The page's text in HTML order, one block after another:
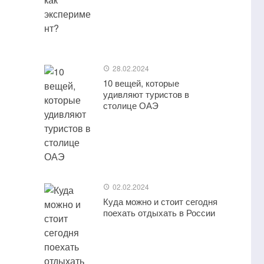
28.02.2024
10 вещей, которые
удивляют туристов в
столице ОАЭ
02.02.2024
Куда можно и стоит сегодня
поехать отдыхать в России